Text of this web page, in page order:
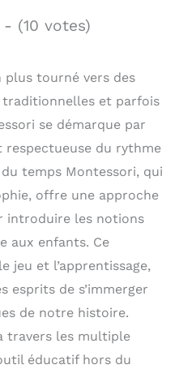
(10 votes)
plus tourné vers des
traditionnelles et parfois
se démarque par
respectueuse du rythme
temps Montessori, qui
offre une approche
introduire les notions
aux enfants. Ce
jeu et l’apprentissage,
esprits de s’immerger
de notre histoire.
travers les multiple
éducatif hors du